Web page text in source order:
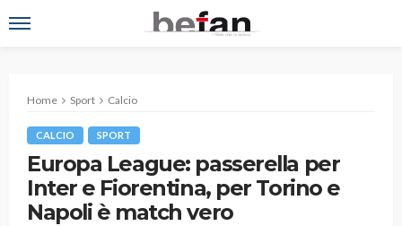
Home Sport Calcio
CALCIO SPORT
Europa League: passerella per
Inter e Fiorentina, per Torino e
Napoli è match vero